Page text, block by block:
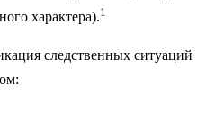
характера).1
следственных ситуаций